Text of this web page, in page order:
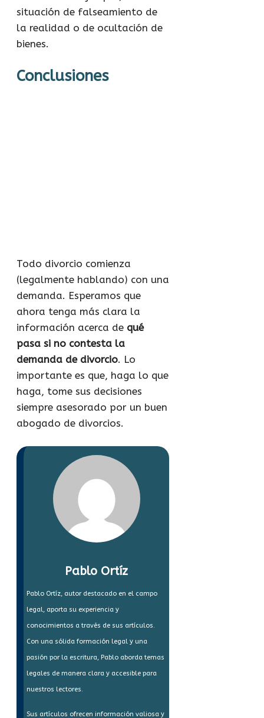
situación de falseamiento de
la realidad o de ocultación de
bienes.
Conclusiones
Todo divorcio comienza
(legalmente hablando) con una
demanda. Esperamos que
ahora tenga más clara la
información acerca de qué
pasa si no contesta la
demanda de divorcio. Lo
importante es que, haga lo que
haga, tome sus decisiones
siempre asesorado por un buen
abogado de divorcios.
Pablo Ortíz
Pablo Ortíz, autor destacado en el campo
legal, aporta su experiencia y
conocimientos a través de sus artículos.
Con una sólida formación legal y una
pasión por la escritura, Pablo aborda temas
legales de manera clara y accesible para
nuestros lectores.
Sus artículos ofrecen información valiosa y